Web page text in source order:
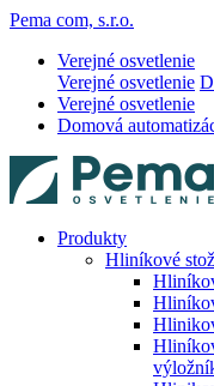
Pema com, s.r.o.
Verejné osvetlenie
Verejné osvetlenie
Verejné osvetlenie
Domová
Produkty
Hliníkové